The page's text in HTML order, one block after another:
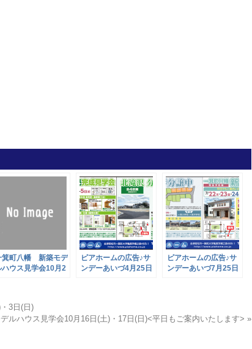
箕町八幡 新築モデ
ハウス見学会10月2
ピアホームの広告♪サ
ンデーあいづ4月25日
ピアホームの広告♪サ
ンデーあいづ7月25日
3日(日)
ルハウス見学会10月16日(土)・17日(日)<平日もご案内いたします> »